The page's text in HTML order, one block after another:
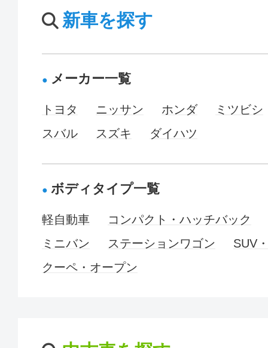
新車を探す
メーカー一覧
トヨタ ニッサン ホンダ
ミツビシ
スバル
スズキ ダイハツ
ボディタイプ一覧
軽自動車
コンパクト・ハッチバック
ミニバン
ステーションワゴン
SUV
クーペ・オープン